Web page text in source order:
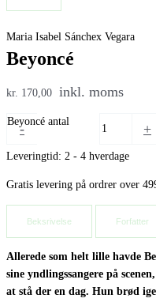
Maria Isabel Sánchex Vegara
Beyoncé
kr. 170,00 inkl. moms
-
Beyoncé antal +
Leveringtid: 2 - 4 hverdage
Gratis levering på ordrer over
Beksrivelse Forfatter
Allerede som helt lille havde
sine yndlingssangere på
at stå der en dag. Hun brød